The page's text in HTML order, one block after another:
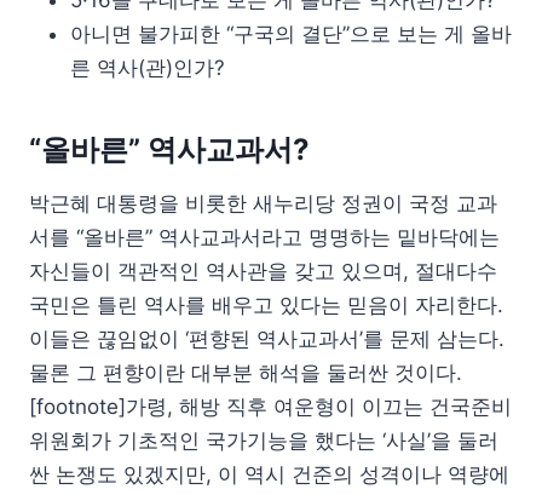
아니면 불가피한 “구국의 결단”으로 보는 게 올바
른 역사(관)인가?
“올바른” 역사교과서?
박근혜 대통령을 비롯한 새누리당 정권이 국정 교과
서를 “올바른” 역사교과서라고 명명하는 밑바닥에는
자신들이 객관적인 역사관을 갖고 있으며, 절대다수
국민은 틀린 역사를 배우고 있다는 믿음이 자리한다.
이들은 끊임없이 ‘편향된 역사교과서’를 문제 삼는다.
물론 그 편향이란 대부분 해석을 둘러싼 것이다.
[footnote]가령, 해방 직후 여운형이 이끄는 건국준비
위원회가 기초적인 국가기능을 했다는 ‘사실’을 둘러
싼 논쟁도 있겠지만, 이 역시 건준의 성격이나 역량에